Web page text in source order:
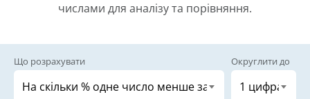
числами для аналізу та порівняння.
Що розрахувати Округлити до